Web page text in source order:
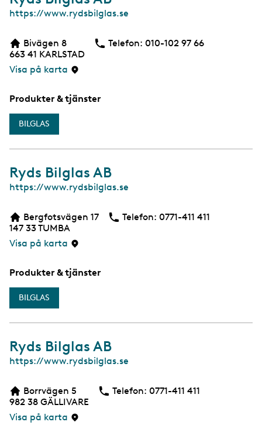
W
https://www.rydsbilglas.se
Bivägen 8
663 41 KARLSTAD
Visa på karta
Telefon: Telefon
010-102 97 66
Produkter & tjänster
BILGLAS
Ryds Bilglas AB
W
https://www.rydsbilglas.se
Bergfotsvägen 17
147 33TUMBA
Visa på karta
Telefon: Telefon
0771-411 411
Produkter & tjänster
BILGLAS
Ryds Bilglas AB
W
https://www.rydsbilglas.se
Borrvägen 5
982 38 GÄLLIVARE
Visa på karta
Telefon: Telefon
0771-411 411